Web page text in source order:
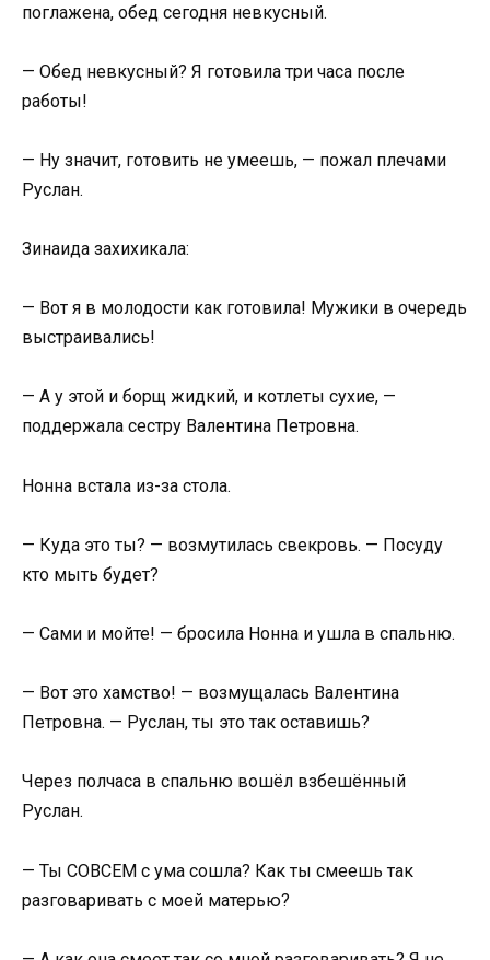
поглажена, обед сегодня невкусный.
— Обед невкусный? Я готовила три часа после
работы!
— Ну значит, готовить не умеешь, — пожал плечами
Руслан.
Зинаида захихикала:
— Вот я в молодости как готовила! Мужики в очередь
выстраивались!
— А у этой и борщ жидкий, и котлеты сухие, —
поддержала сестру Валентина Петровна.
Нонна встала из-за стола.
— Куда это ты? — возмутилась свекровь. — Посуду
кто мыть будет?
— Сами и мойте! — бросила Нонна и ушла в спальню.
— Вот это хамство! — возмущалась Валентина
Петровна. — Руслан, ты это так оставишь?
Через полчаса в спальню вошёл взбешённый
Руслан.
— Ты СОВСЕМ с ума сошла? Как ты смеешь так
разговаривать с моей матерью?